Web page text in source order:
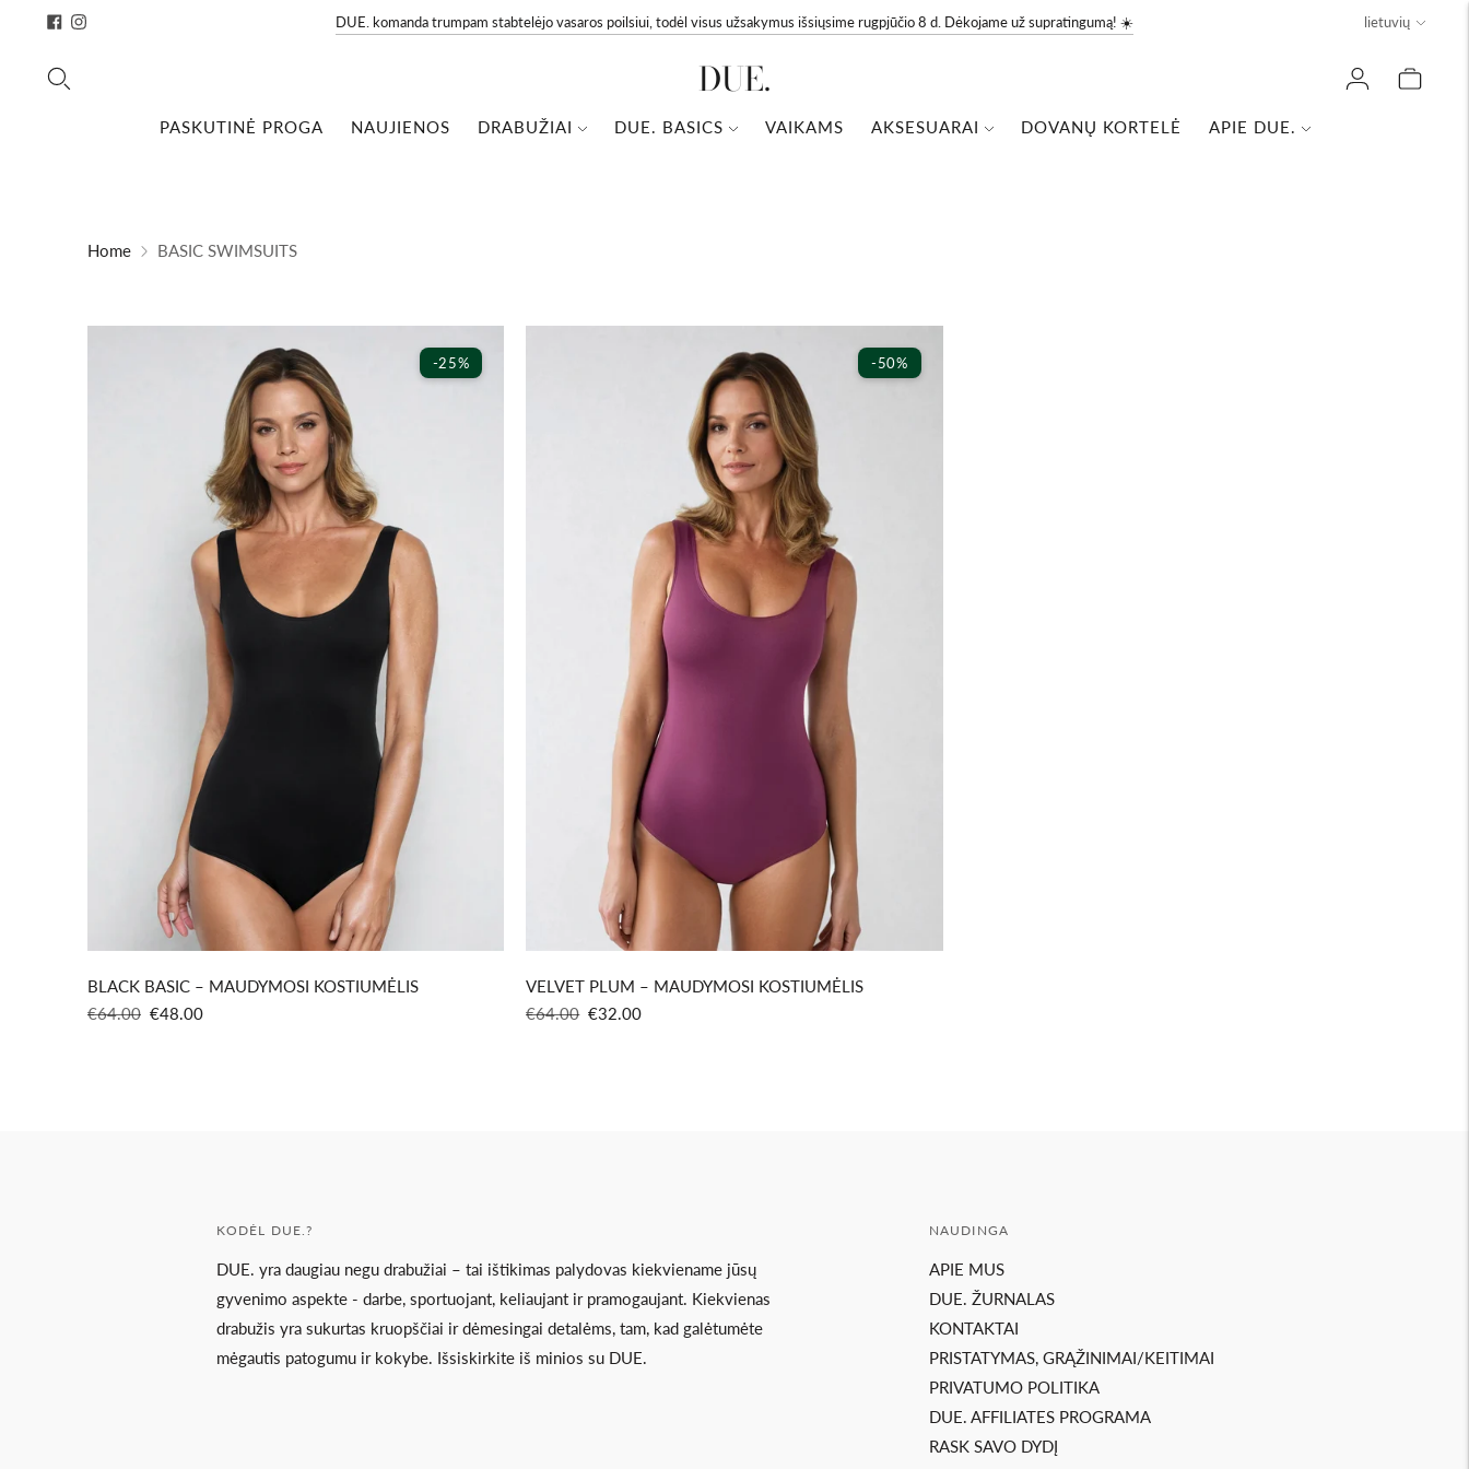
DUE. komanda trumpam stabtelėjo vasaros poilsiui, todėl visus užsakymus išsiųsime rugpjūčio 8 d. Dėkojame už supratingumą! ☀️ Kalba
lietuvių
DUE.
PASKUTINĖ PROGA NAUJIENOS DRABUŽIAI DUE. BASICS VAIKAMS AKSESUARAI DOVANŲ KORTELĖ APIE DUE.
Home BASIC SWIMSUITS
-25%
BLACK BASIC – MAUDYMOSI KOSTIUMĖLIS
Reguliari
€64.00 Pardavimo
€48.00
-50%
VELVET PLUM – MAUDYMOSI KOSTIUMĖLIS
Reguliari
€64.00 Pardavimo
€32.00
KODĖL DUE.?
DUE. yra daugiau negu drabužiai – tai ištikimas palydovas kiekviename jūsų
gyvenimo aspekte - darbe, sportuojant, keliaujant ir pramogaujant. Kiekvienas
drabužis yra sukurtas kruopščiai ir dėmesingai detalėms, tam, kad galėtumėte
mėgautis patogumu ir kokybe. Išsiskirkite iš minios su DUE.
NAUDINGA
APIE MUS
DUE. ŽURNALAS
KONTAKTAI
PRISTATYMAS, GRĄŽINIMAI/KEITIMAI
PRIVATUMO POLITIKA
DUE. AFFILIATES PROGRAMA
RASK SAVO DYDĮ